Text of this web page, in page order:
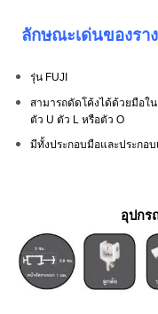
ลักษณะเด่นของรา
รุ่น FUJI
สามารถดัดโค้งได้ด้วยมือใ
ตัว U ตัว L หรือตัว O
มีทั้งประกอบมือและประกอบ
อุปกร